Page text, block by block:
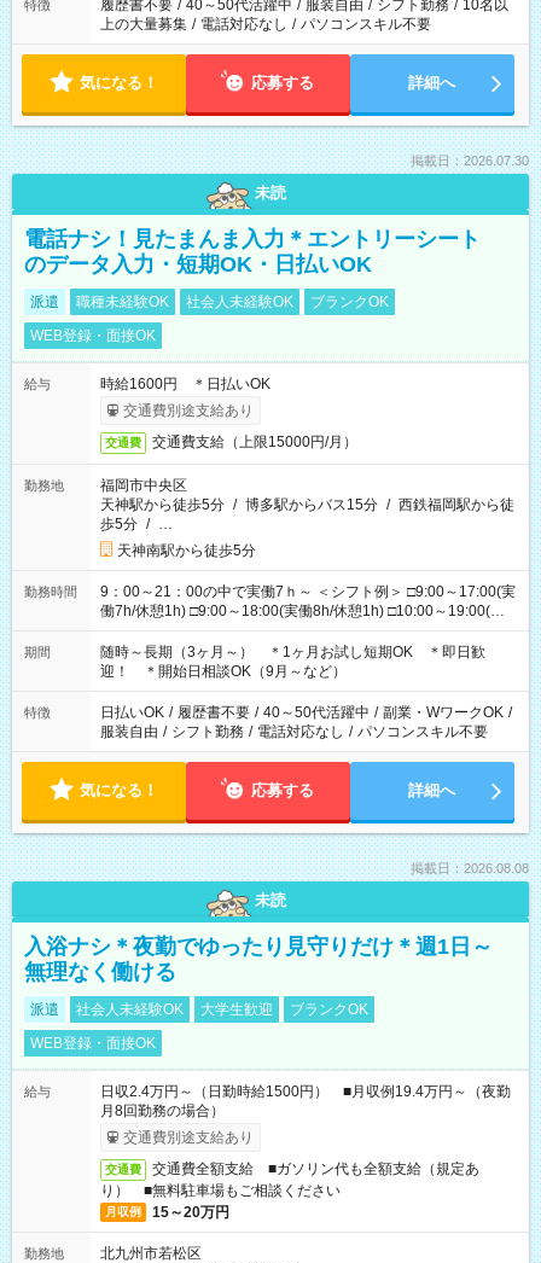
特徴 履歴書不要 / 40～50代活躍中 / 服装自由 / シフト勤務 / 10名以
上の大量募集 / 電話対応なし / パソコンスキル不要
気になる！ 応募する 詳細へ
掲載日：2026.07.30
未読
電話ナシ！見たまんま入力＊エントリーシート
のデータ入力・短期OK・日払いOK
派遣 職種未経験OK 社会人未経験OK
ブランクOK
WEB登録・面接OK
給与
時給1600円 ＊日払いOK
交通費別途支給あり
交通費 交通費支給（上限15000円/月）
勤務地
福岡市中央区
天神駅から徒歩5分 / 博多駅からバス15分 / 西鉄福岡駅から徒
歩5分 / …
天神南駅から徒歩5分
勤務時間
9：00～21：00の中で実働7ｈ～ ＜シフト例＞ □9:00～17:00(実
働7h/休憩1h) □9:00～18:00(実働8h/休憩1h) □10:00～19:00(実
働8h/休憩1h) □11:00～20:00(実働8h/休憩1h) □12:00～20:00(実
働7h/休憩1h) □12:00～21:00(実働7h/休憩1h) ＊固定OK ＊選べ
る時間帯！
期間
随時～長期（3ヶ月～） ＊1ヶ月お試し短期OK ＊即日歓
迎！ ＊開始日相談OK（9月～など）
特徴 日払いOK / 履歴書不要 / 40～50代活躍中 / 副業・WワークOK /
服装自由 / シフト勤務 / 電話対応なし / パソコンスキル不要
気になる！ 応募する 詳細へ
掲載日：2026.08.08
未読
入浴ナシ＊夜勤でゆったり見守りだけ＊週1日～
無理なく働ける
派遣 社会人未経験OK 大学生歓迎
ブランクOK
WEB登録・面接OK
給与
日収2.4万円～（日勤時給1500円） ■月収例19.4万円～（夜勤
月8回勤務の場合）
交通費別途支給あり
交通費
交通費全額支給 ■ガソリン代も全額支給（規定あ
り） ■無料駐車場もご相談ください
月収例 15～20万円
勤務地
北九州市若松区